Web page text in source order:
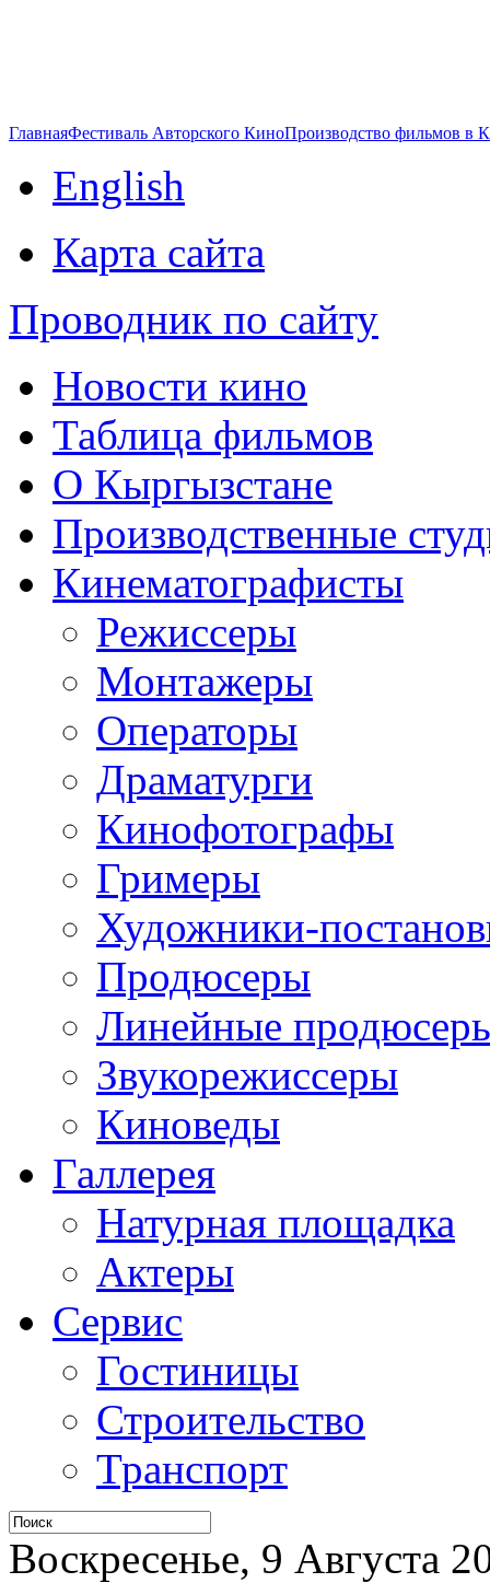
ГлавнаяФестиваль Авторского КиноПроизводство фильмов в
English
Карта сайта
Проводник по сайту
Новости кино
Таблица фильмов
О Кыргызстане
Производственные
Кинематографисты
Режиссеры
Монтажеры
Операторы
Драматурги
Кинофотографы
Гримеры
Художники-
Продюсеры
Линейные
Звукорежиссеры
Киноведы
Галлерея
Натурная площадка
Актеры
Сервис
Гостиницы
Строительство
Транспорт
Воскресенье, 9 Августа